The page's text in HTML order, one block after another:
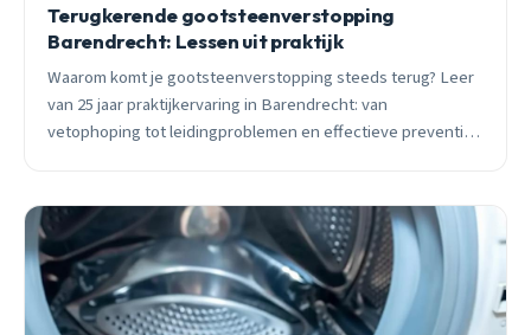
Terugkerende gootsteenverstopping
Barendrecht: Lessen uit praktijk
Waarom komt je gootsteenverstopping steeds terug? Leer
van 25 jaar praktijkervaring in Barendrecht: van
vetophoping tot leidingproblemen en effectieve preventie.